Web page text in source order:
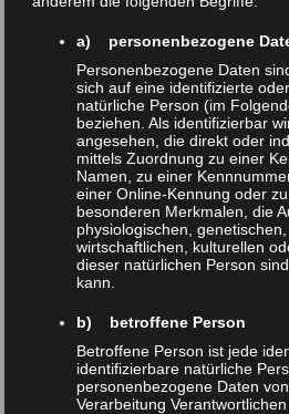
READ MORE
UNCATEGORIZED / 12. APRIL 2023
37AF6668-8293-41B7-B8D3-
33ABBDBE056B_1_105_c
33ABBDBE056B_1_105_c
READ MORE
a) personenbezogene
Personenbezogene Daten
sich auf eine identifizierte
natürliche Person (im
beziehen. Als identifizierbar
angesehen, die direkt oder
mittels Zuordnung zu einer
Namen, zu einer
einer Online-Kennung oder
besonderen Merkmalen, die
physiologischen, genetischen,
wirtschaftlichen, kulturellen
dieser natürlichen Person
kann.
b) betroffene Person
Betroffene Person ist jede
identifizierbare natürliche
personenbezogene Daten
Verarbeitung